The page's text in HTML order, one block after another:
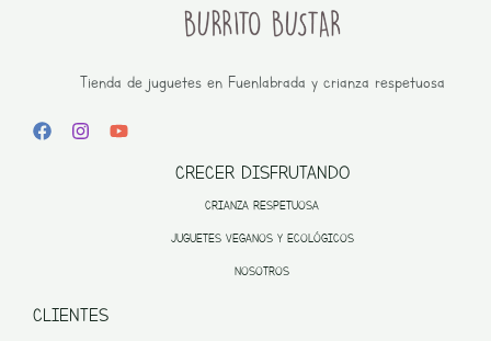
Tienda de juguetes en Fuenlabrada y crianza respetuosa
CRECER DISFRUTANDO
CRIANZA RESPETUOSA
JUGUETES VEGANOS Y ECOLÓGICOS
NOSOTROS
CLIENTES